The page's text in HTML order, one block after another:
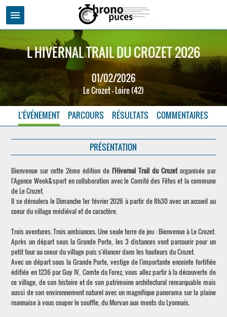
menu
L HIVERNAL TRAIL DU CROZET 2026
01/02/2026
Le Crozet - Loire (42)
L'ÉVÉNEMENT PARCOURS RÉSULTATS COMMENTAIRES
PRÉSENTATION
Bienvenue sur cette 2ème édition de l'Hivernal Trail du Crozetorganisée par
l'Agence Week&sport en collaboration avec le Comité des Fêtes et la commune
de Le Crozet.
Il se déroulera le Dimanche 1er février 2026 à partir de 8h30 avec un accueil au
coeur du village médiéval et de caractère.
Trois aventures. Trois ambiances. Une seule terre de jeu : Bienvenue à Le Crozet.
Après un départ sous la Grande Porte, les 3 distances vont parcourir pour un
petit tour au coeur du village puis s'élancer dans les hauteurs du Crozet.
Avec un départ sous la Grande Porte, vestige de l'importante enceinte fortifiée
édifiée en 1236 par Guy IV, Comte du Forez, vous allez partir à la découverte de
ce village, de son histoire et de son patrimoine architectural remarquable mais
aussi de son environnement naturel avec un magnifique panorama sur la plaine
roannaise à vous couper le souffle, du Morvan aux monts du Lyonnais.